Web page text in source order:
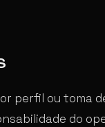
perfil ou toma
do